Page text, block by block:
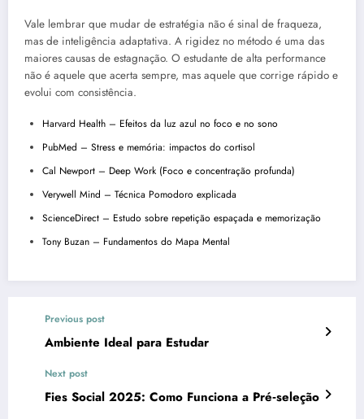
Vale lembrar que mudar de estratégia não é sinal de fraqueza,
mas de inteligência adaptativa. A rigidez no método é uma das
maiores causas de estagnação. O estudante de alta performance
não é aquele que acerta sempre, mas aquele que corrige rápido e
evolui com consistência.
Harvard Health – Efeitos da luz azul no foco e no sono
PubMed – Stress e memória: impactos do cortisol
Cal Newport – Deep Work (Foco e concentração profunda)
Verywell Mind – Técnica Pomodoro explicada
ScienceDirect – Estudo sobre repetição espaçada e memorização
Tony Buzan – Fundamentos do Mapa Mental
Previous post
Ambiente Ideal para Estudar
Next post
Fies Social 2025: Como Funciona a Pré‑seleção